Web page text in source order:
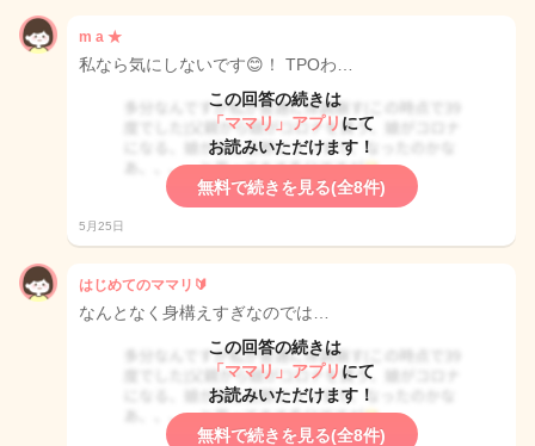
m a ★
私なら気にしないです😊！ TPOわ…
この回答の続きは
「ママリ」アプリ にて
お読みいただけます！
無料で続きを見る(全8件)
5月25日
はじめてのママリ🔰
なんとなく身構えすぎなのでは…
この回答の続きは
「ママリ」アプリ にて
お読みいただけます！
無料で続きを見る(全8件)